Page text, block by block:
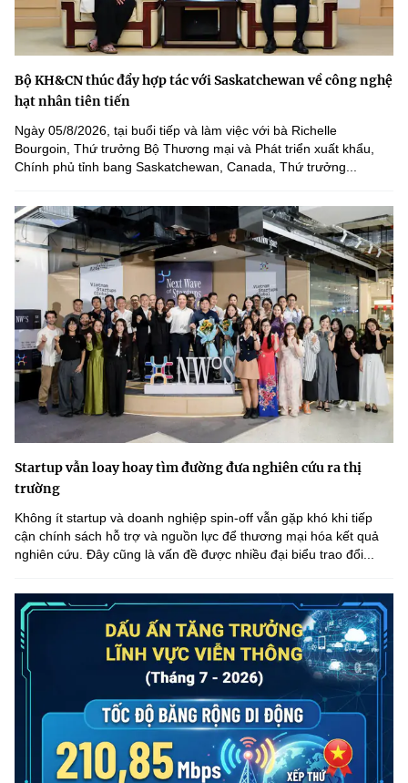
Bộ KH&CN thúc đẩy hợp tác với Saskatchewan về công nghệ
hạt nhân tiên tiến
Ngày 05/8/2026, tại buổi tiếp và làm việc với bà Richelle
Bourgoin, Thứ trưởng Bộ Thương mại và Phát triển xuất khẩu,
Chính phủ tỉnh bang Saskatchewan, Canada, Thứ trưởng...
Startup vẫn loay hoay tìm đường đưa nghiên cứu ra thị
trường
Không ít startup và doanh nghiệp spin-off vẫn gặp khó khi tiếp
cận chính sách hỗ trợ và nguồn lực để thương mại hóa kết quả
nghiên cứu. Đây cũng là vấn đề được nhiều đại biểu trao đổi...